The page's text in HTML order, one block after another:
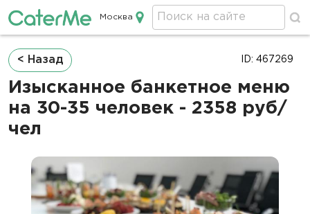
Кейтеринг в Москве
Москва
Строка
навигации
< Назад
Изысканное банкетное меню
на 30-35 человек - 2358 руб/
чел
ID: 467269